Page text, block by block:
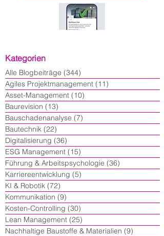
Kategorien
Alle Blogbeiträge (344)
Agiles Projektmanagement (11)
Asset-Management (10)
Baurevision (13)
Bauschadenanalyse (7)
Bautechnik (22)
Digitalisierung (36)
ESG Management (15)
Führung & Arbeitspsychologie (36)
Karriereentwicklung (5)
KI & Robotik (72)
Kommunikation (9)
Kosten-Controlling (30)
Lean Management (25)
Nachhaltige Baustoffe & Materialien (9)